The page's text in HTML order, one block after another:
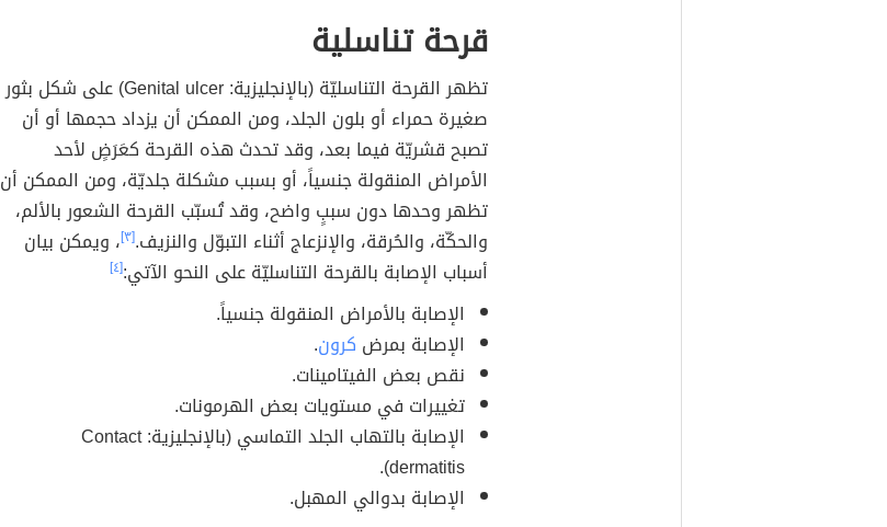
قرحة تناسلية
تظهر القرحة التناسليّة (بالإنجليزية: Genital ulcer) على شكل بثور
صغيرة حمراء أو بلون الجلد، ومن الممكن أن يزداد حجمها أو أن
تصبح قشريّة فيما بعد، وقد تحدث هذه القرحة كعَرَضٍ لأحد
الأمراض المنقولة جنسياً، أو بسبب مشكلة جلديّة، ومن الممكن أن
تظهر وحدها دون سببٍ واضح، وقد تُسبّب القرحة الشعور بالألم،
والحكّة، والحُرقة، والإنزعاج أثناء التبوّل والنزيف.[٣] ، ويمكن بيان
أسباب الإصابة بالقرحة التناسليّة على النحو الآتي:[٤]
الإصابة بالأمراض المنقولة جنسياً.
الإصابة بمرض كرون.
نقص بعض الفيتامينات.
تغييرات في مستويات بعض الهرمونات.
الإصابة بالتهاب الجلد التماسي (بالإنجليزية: Contact
dermatitis).
الإصابة بدوالي المهبل.